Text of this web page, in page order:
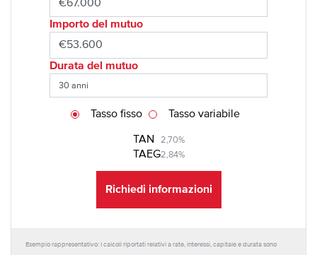
Importo del mutuo
Durata del mutuo
TAN 2,70%
TAEG2,84%
Tasso fisso Tasso variabile
Richiedi informazioni
Esempio rappresentativo: I calcoli riportati relativi a rate, interessi, capitale e durata sono